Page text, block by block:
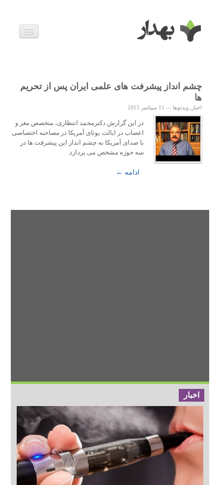
زندگی سالم
خانواده و بارداری
درباره ما
چشم انداز پیشرفت های علمی ایران پس از تحریم
ها
اخبار ویدئوها — 11 سپتامبر 2015
در این گزارش دکترمحمد انتظاری، متخصص مغز و
اعصاب در ایالت یوتای آمریکا در مصاحبه اختصاصی
با صدای آمریکا به چشم انداز این پیشرفت ها در
سه حوزه مشخص می پردازد.
ادامه ←
اخبار